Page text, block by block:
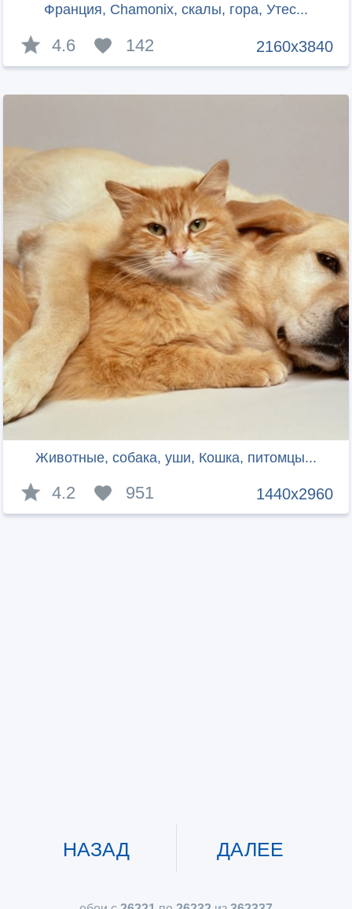
Франция, Chamonix, скалы, гора, Утес...
2160x3840
4.6 142
Животные, собака, уши, Кошка, питомцы...
1440x2960
4.2 951
НАЗАД ДАЛЕЕ